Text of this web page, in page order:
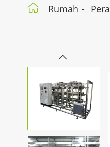
 Rumah
